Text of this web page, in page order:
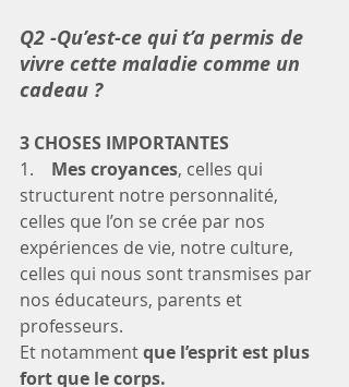
Q2 -Qu’est-ce qui t’a permis de
vivre cette maladie comme un
cadeau ?
3 CHOSES IMPORTANTES
1. Mes croyances, celles qui
structurent notre personnalité,
celles que l’on se crée par nos
expériences de vie, notre culture,
celles qui nous sont transmises par
nos éducateurs, parents et
professeurs.
Et notamment que l’esprit est plus
fort que le corps.